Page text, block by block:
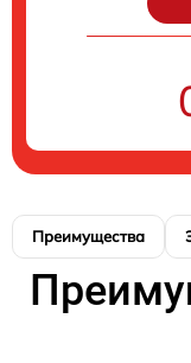
Преимущества